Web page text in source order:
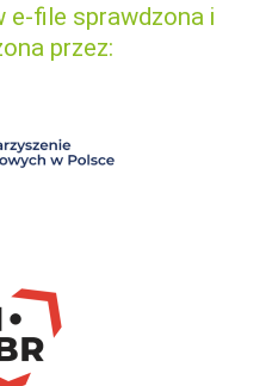
file sprawdzona i
przez: